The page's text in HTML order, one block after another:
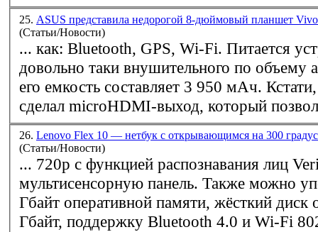
25. ASUS представила недорогой 8-дюймовый планшет
(Статьи/Новости)
... как: Bluetooth, GPS, Wi-Fi. Питается
довольно таки внушительного по объему
его емкость составляет 3 950 мАч. Кстати, производитель
сделал microHDMI-выход, который
26. Lenovo Flex 10 — нетбук с открывающимся на 300
(Статьи/Новости)
... 720p с функцией распознавания лиц
мультисенсорную панель. Также можно упомянуть 2 или 4
Гбайт оперативной памяти, жёсткий
Гбайт, поддержку Bluetooth 4.0 и Wi-Fi